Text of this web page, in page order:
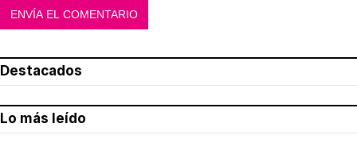
Destacados
Lo más leído